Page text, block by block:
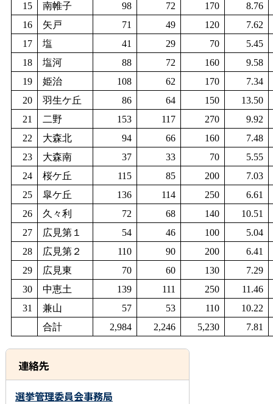
15
南帷子 98 72 170
8.76
16
矢戸 71 49 120
7.62
17
塩 41 29 70
5.45
18
塩河 88 72 160
9.58
19
姫治 108 62 170
7.34
20
羽生ケ丘 86 64 150
13.50
21
二野 153 117 270
9.92
22
大森北 94 66 160
7.48
23
大森南 37 33 70
5.55
24
桜ケ丘 115 85 200
7.03
25
皐ケ丘 136 114 250
6.61
26
久々利 72 68 140
10.51
27
広見第１ 54 46 100
5.04
28
広見第２ 110 90 200
6.41
29
広見東 70 60 130
7.29
30
中恵土 139 111 250
11.46
31
兼山 57 53 110
10.22
合計
2,984 2,246 5,230 7.81
連絡先
選挙管理委員会事務局